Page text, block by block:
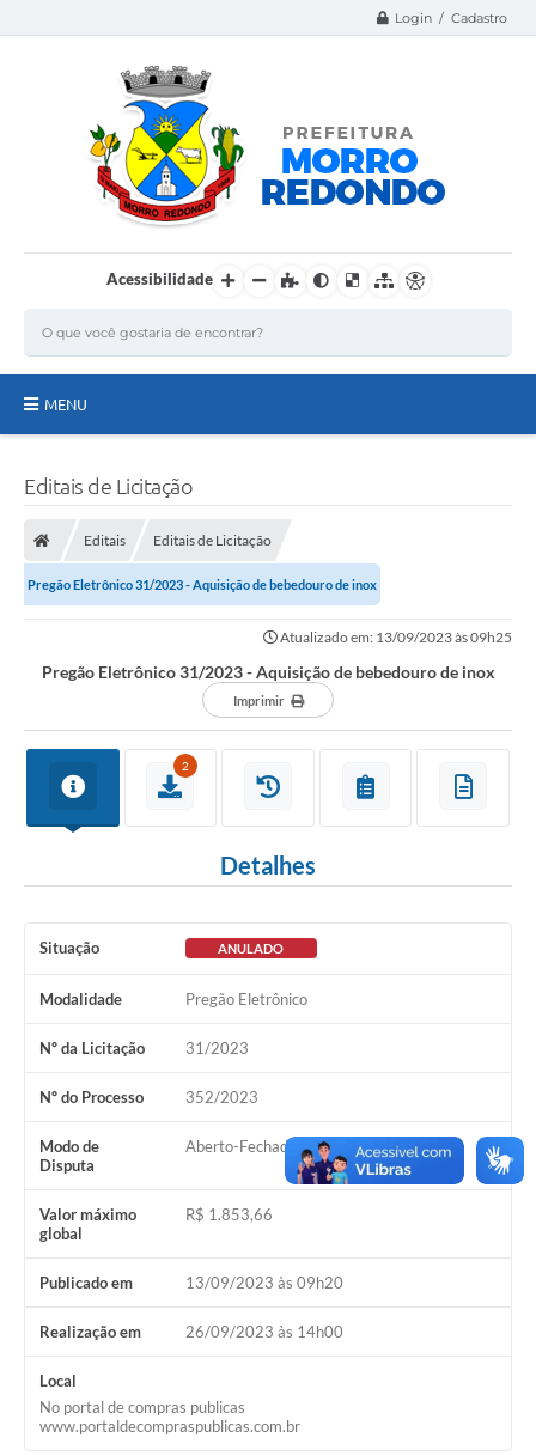
Login / Cadastro
Acessibilidade
MENU
Secretarias
Contas Públicas
Serviço de Inspeção Municipal - SIM
Contratos
Esportes
Ouvidoria
Transparência
Agenda
Editais
Carta de Serviços
Arquivos para Download
Galeria de Vídeos
Projetos
Links
R.H
Editais de Licitação
Editais Editais de Licitação
Pregão Eletrônico 31/2023 - Aquisição de bebedouro de inox
Atualizado em: 13/09/2023 às 09h25
Pregão Eletrônico 31/2023 - Aquisição de bebedouro de inox
Imprimir
2
Detalhes
Situação ANULADO
Modalidade Pregão Eletrônico
Nº da Licitação 31/2023
Nº do Processo 352/2023
Modo de
Disputa
Aberto-Fechado
Valor máximo
global
R$ 1.853,66
Publicado em 13/09/2023 às 09h20
Realização em 26/09/2023 às 14h00
Local
No portal de compras publicas
www.portaldecompraspublicas.com.br